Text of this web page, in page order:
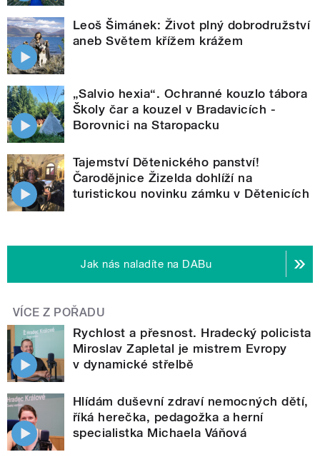
Leoš Šimánek: Život plný dobrodružství
aneb Světem křížem krážem
„Salvio hexia“. Ochranné kouzlo tábora
Školy čar a kouzel v Bradavicích -
Borovnici na Staropacku
Tajemství Dětenického panství!
Čarodějnice Žizelda dohlíží na
turistickou novinku zámku v Dětenicích
Jak nás naladíte na DABu
VÍCE Z POŘADU
Rychlost a přesnost. Hradecký policista
Miroslav Zapletal je mistrem Evropy
v dynamické střelbě
Hlídám duševní zdraví nemocných dětí,
říká herečka, pedagožka a herní
specialistka Michaela Váňová